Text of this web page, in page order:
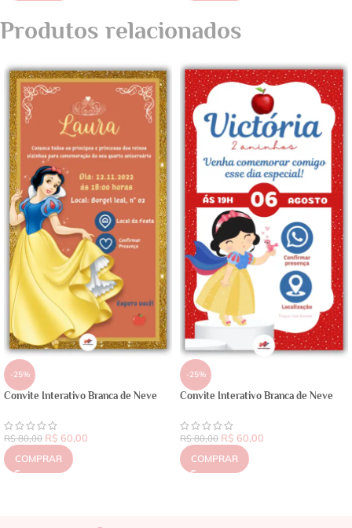
Produtos relacionados
-25%
Convite Interativo Branca de Neve
R$80,00 R$ 60,00
COMPRAR
-25%
Convite Interativo Branca de Neve
R$80,00 R$ 60,00
COMPRAR